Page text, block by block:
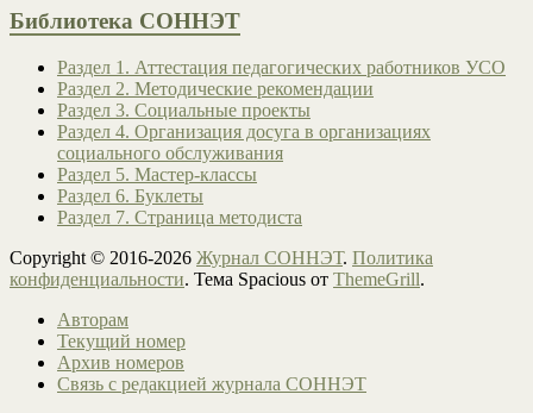
Библиотека СОННЭТ
Раздел 1. Аттестация педагогических работников УСО
Раздел 2. Методические рекомендации
Раздел 3. Социальные проекты
Раздел 4. Организация досуга в организациях
социального обслуживания
Раздел 5. Мастер-классы
Раздел 6. Буклеты
Раздел 7. Страница методиста
Copyright © 2016-2026 Журнал СОННЭТ. Политика
конфиденциальности. Тема Spacious от ThemeGrill.
Авторам
Текущий номер
Архив номеров
Связь с редакцией журнала СОННЭТ